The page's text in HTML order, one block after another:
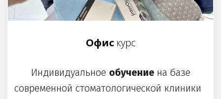
Офис курс
Индивидуальное обучение на базе
современной стоматологической клиники